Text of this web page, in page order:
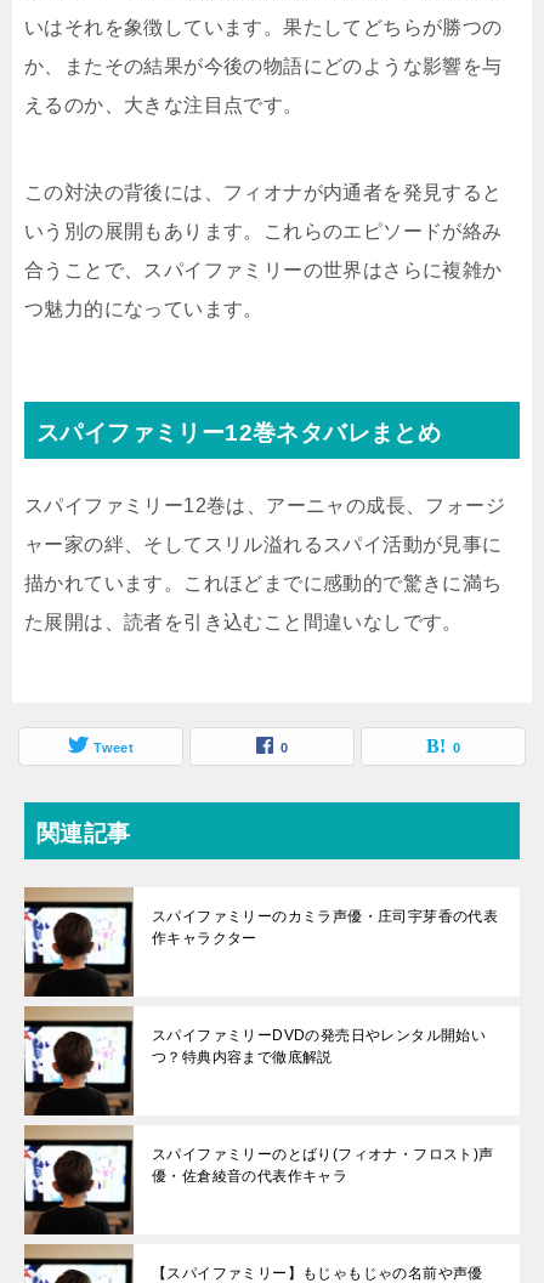
いはそれを象徴しています。果たしてどちらが勝つの
か、またその結果が今後の物語にどのような影響を与
えるのか、大きな注目点です。
この対決の背後には、フィオナが内通者を発見すると
いう別の展開もあります。これらのエピソードが絡み
合うことで、スパイファミリーの世界はさらに複雑か
つ魅力的になっています。
スパイファミリー12巻ネタバレまとめ
スパイファミリー12巻は、アーニャの成長、フォージ
ャー家の絆、そしてスリル溢れるスパイ活動が見事に
描かれています。これほどまでに感動的で驚きに満ち
た展開は、読者を引き込むこと間違いなしです。
Tweet 0 0
関連記事
スパイファミリーのカミラ声優・庄司宇芽香の代表
作キャラクター
スパイファミリーDVDの発売日やレンタル開始い
つ？特典内容まで徹底解説
スパイファミリーのとばり(フィオナ・フロスト)声
優・佐倉綾音の代表作キャラ
【スパイファミリー】もじゃもじゃの名前や声優